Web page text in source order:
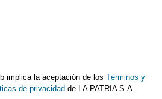
implica la aceptación de losTérminos y
de privacidad de LA PATRIA S.A.